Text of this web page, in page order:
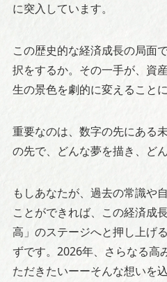
に突入しています。
この歴史的な経済成長の局面
択をするか。その一手が、資
生の景色を劇的に変えることに
重要なのは、数字の先にある
の先で、どんな夢を描き、ど
もしあなたが、過去の常識や
ことができれば、この経済成
高」のステージへと押し上げ
ずです。2026年、さらなる高
ただきたいーーそんな想いを